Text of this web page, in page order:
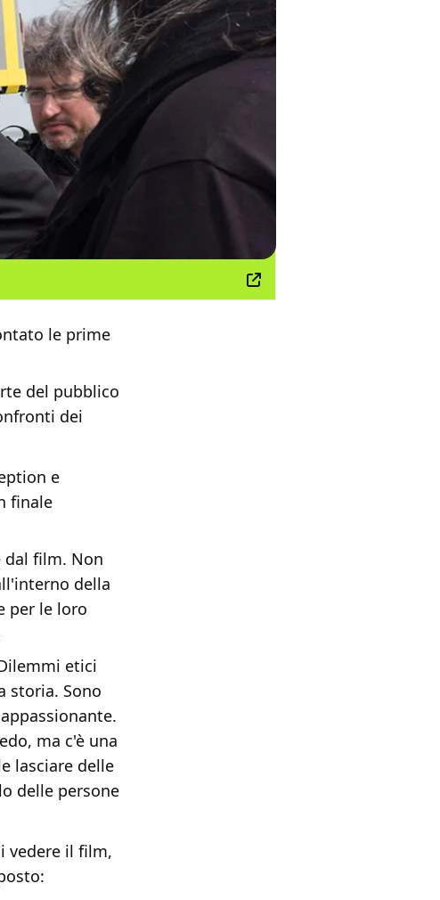
le prime
del pubblico
dei
e
finale
dal film. Non
della
per le loro
etici
storia. Sono
ma c'è una
lasciare delle
delle persone
vedere il film,